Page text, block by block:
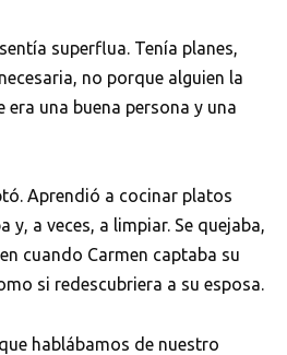
superflua. Tenía planes,
no porque alguien la
una buena persona y una
Aprendió a cocinar platos
y, a veces, a limpiar. Se quejaba,
cuando Carmen captaba su
si redescubriera a su esposa.
hablábamos de nuestro